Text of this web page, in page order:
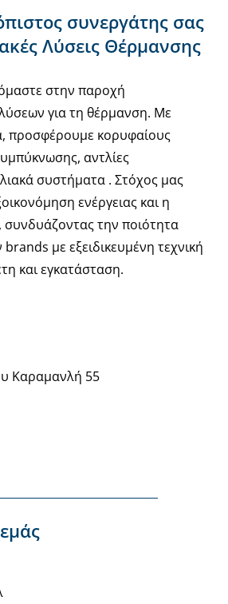
Καραμανλή 55
συνεργάτης σας
Λύσεις Θέρμανσης
στην παροχή
για τη θέρμανση. Με
προσφέρουμε κορυφαίους
αντλίες
συστήματα . Στόχος μας
ενέργειας και η
συνδυάζοντας την ποιότητα
με εξειδικευμένη τεχνική
και εγκατάσταση.